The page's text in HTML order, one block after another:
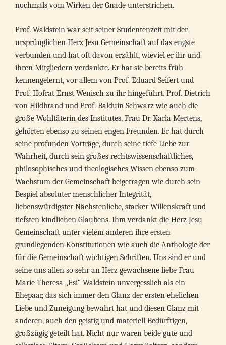
nochmals vom Wirken der Gnade unterstrichen.
Prof. Waldstein war seit seiner Studentenzeit mit der
ursprünglichen Herz Jesu Gemeinschaft auf das engste
verbunden und hat oft davon erzählt, wieviel er ihr und
ihren Mitgliedern verdankte. Er hat sie bereits früh
kennengelernt, vor allem von Prof. Eduard Seifert und
Prof. Hofrat Ernst Wenisch zu ihr hingeführt. Prof. Dietrich
von Hildbrand und Prof. Balduin Schwarz wie auch die
große Wohltäterin des Institutes, Frau Dr. Karla Mertens,
gehörten ebenso zu seinen engen Freunden. Er hat durch
seine profunden Vorträge, durch seine tiefe Liebe zur
Wahrheit, durch sein großes rechtswissenschaftliches,
philosophisches und theologisches Wissen ebenso zum
Wachstum der Gemeinschaft beigetragen wie durch sein
Bespiel absoluter menschlicher Integrität,
liebenswürdigster Nächstenliebe, starker Willenskraft und
tiefsten kindlichen Glaubens. Ihm verdankt die Herz Jesu
Gemeinschaft unter vielem anderen ihre ersten
grundlegenden Konstitutionen wie auch die Anthologie der
für die Gemeinschaft wichtigen Schriften. Uns sind er und
seine uns allen so sehr an Herz gewachsene liebe Frau
Marie Theresa „Esi“ Waldstein unvergesslich als ein
Ehepaar, das sich immer den Glanz der ersten ehelichen
Liebe und Zuneigung bewahrt hat und diesen Glanz mit
anderen, auch den geistig und materiell Bedürftigen,
großzügig geteilt hat. Nicht nur waren beide gute und